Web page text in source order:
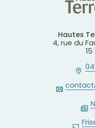
Hautes
4, rue du
15
04